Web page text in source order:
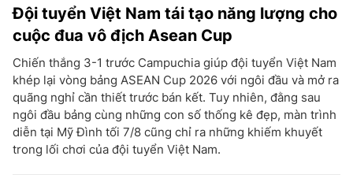
Đội tuyển Việt Nam tái tạo năng lượng cho
cuộc đua vô địch Asean Cup
Chiến thắng 3-1 trước Campuchia giúp đội tuyển Việt Nam
khép lại vòng bảng ASEAN Cup 2026 với ngôi đầu và mở ra
quãng nghỉ cần thiết trước bán kết. Tuy nhiên, đằng sau
ngôi đầu bảng cùng những con số thống kê đẹp, màn trình
diễn tại Mỹ Đình tối 7/8 cũng chỉ ra những khiếm khuyết
trong lối chơi của đội tuyển Việt Nam.